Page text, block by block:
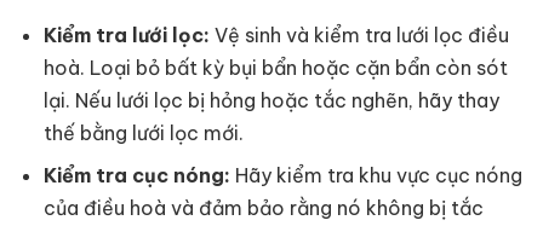
Kiểm tra lưới lọc: Vệ sinh và kiểm tra lưới lọc điều
hoà. Loại bỏ bất kỳ bụi bẩn hoặc cặn bẩn còn sót
lại. Nếu lưới lọc bị hỏng hoặc tắc nghẽn, hãy thay
thế bằng lưới lọc mới.
Kiểm tra cục nóng: Hãy kiểm tra khu vực cục nóng
của điều hoà và đảm bảo rằng nó không bị tắc